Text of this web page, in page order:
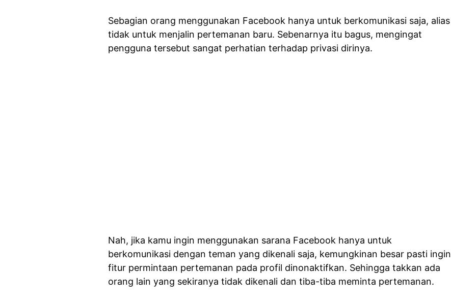
Sebagian orang menggunakan Facebook hanya untuk berkomunikasi saja, alias
tidak untuk menjalin pertemanan baru. Sebenarnya itu bagus, mengingat
pengguna tersebut sangat perhatian terhadap privasi dirinya.
Nah, jika kamu ingin menggunakan sarana Facebook hanya untuk
berkomunikasi dengan teman yang dikenali saja, kemungkinan besar pasti ingin
fitur permintaan pertemanan pada profil dinonaktifkan. Sehingga takkan ada
orang lain yang sekiranya tidak dikenali dan tiba-tiba meminta pertemanan.